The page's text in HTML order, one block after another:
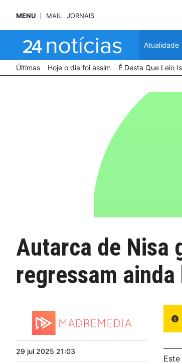
MENU MAIL JORNAIS
Atualidade
Últimas Hoje o dia foi assim É Desta Que Leio
Autarca de Nisa
regressam
29 jul 2025 21:03